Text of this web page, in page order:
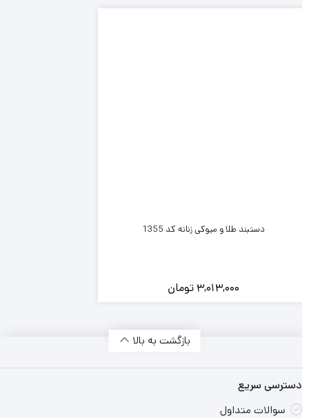
دستبند طلا و میوکی زنانه کد 1355
3,013,000تومان
بازگشت به بالا
دسترسی سریع
سوالات متداول